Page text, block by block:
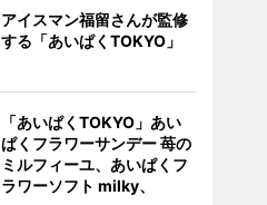
アイスマン福留さんが監修
する「あいぱくTOKYO」
「あいぱくTOKYO」あい
ぱくフラワーサンデー 苺の
ミルフィーユ、あいぱくフ
ラワーソフト milky、